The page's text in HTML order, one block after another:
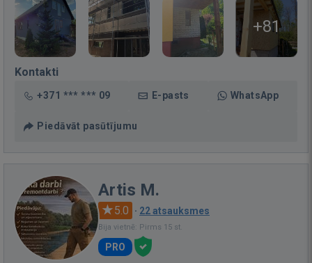
+81
Kontakti
+371 *** *** 09 E-pasts WhatsApp
Piedāvāt pasūtījumu
Artis M.
5.0 · 22 atsauksmes
Bija vietnē: Pirms 15 st.
PRO